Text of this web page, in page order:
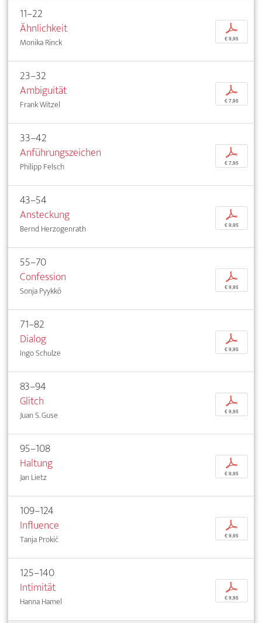
11–22
Ähnlichkeit
Monika Rinck
p
€ 9,95
23–32
Ambiguität
Frank Witzel
p
€ 7,95
33–42
Anführungszeichen
Philipp Felsch
p
€ 7,95
43–54
Ansteckung
Bernd Herzogenrath
p
€ 9,95
55–70
Confession
Sonja Pyykkö
p
€ 9,95
71–82
Dialog
Ingo Schulze
p
€ 9,95
83–94
Glitch
Juan S. Guse
p
€ 9,95
95–108
Haltung
Jan Lietz
p
€ 9,95
109–124
Influence
Tanja Prokić
p
€ 9,95
125–140
Intimität
Hanna Hamel
p
€ 9,95